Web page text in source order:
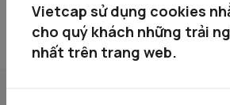
Vietcap sử dụng cookies
cho quý khách những trải
nhất trên trang web.